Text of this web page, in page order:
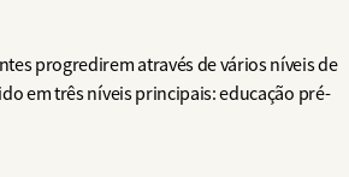
progredirem através de vários níveis de
em três níveis principais: educação pré-